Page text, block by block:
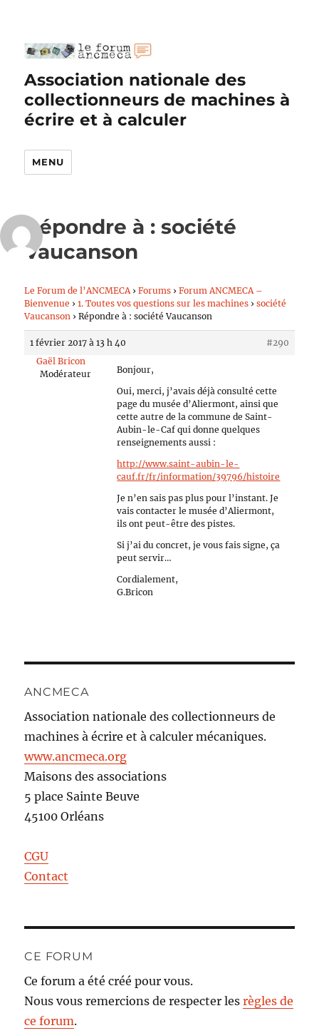
Association nationale des
collectionneurs de machines à
écrire et à calculer
MENU
Répondre à : société
Vaucanson
Le Forum de l’ANCMECA › Forums › Forum ANCMECA –
Bienvenue › 1. Toutes vos questions sur les machines › société
Vaucanson › Répondre à : société Vaucanson
1 février 2017 à 13 h 40
#290
Gaël Bricon
Modérateur
Bonjour,
Oui, merci, j’avais déjà consulté cette
page du musée d’Aliermont, ainsi que
cette autre de la commune de Saint-
Aubin-le-Caf qui donne quelques
renseignements aussi :
http://www.saint-aubin-le-
cauf.fr/fr/information/39796/histoire
Je n’en sais pas plus pour l’instant. Je
vais contacter le musée d’Aliermont,
ils ont peut-être des pistes.
Si j’ai du concret, je vous fais signe, ça
peut servir…
Cordialement,
G.Bricon
ANCMECA
Association nationale des collectionneurs de
machines à écrire et à calculer mécaniques.
www.ancmeca.org
Maisons des associations
5 place Sainte Beuve
45100 Orléans
CGU
Contact
CE FORUM
Ce forum a été créé pour vous.
Nous vous remercions de respecter lesrègles de
ce forum.